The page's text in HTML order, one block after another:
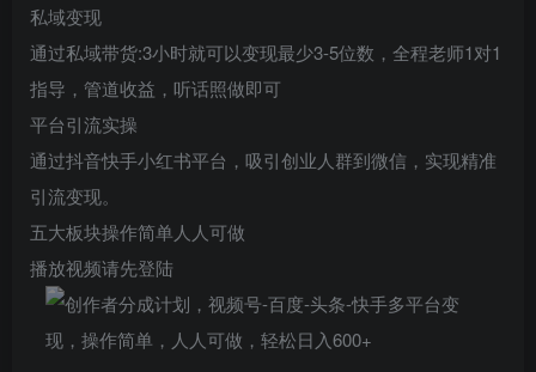
私域变现
通过私域带货:3小时就可以变现最少3-5位数，全程老师1对1
指导，管道收益，听话照做即可
平台引流实操
通过抖音快手小红书平台，吸引创业人群到微信，实现精准
引流变现。
五大板块操作简单人人可做
播放视频请先登陆